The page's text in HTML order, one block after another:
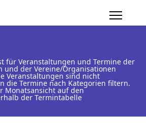
für Veranstaltungen und Termine der
und der Vereine/Organisationen
Veranstaltungen sind nicht
die Termine nach Kategorien filtern.
Monatsansicht auf den
der Termintabelle